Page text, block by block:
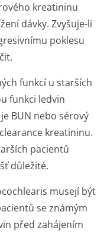
kreatininu
dávky. Zvyšuje-li
poklesu
funkcí u starších
funkci ledvin
BUN nebo sérový
kreatininu.
pacientů
důležité.
musejí být
se známým
před zahájením